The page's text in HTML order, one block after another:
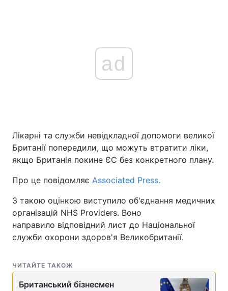
ad
Лікарні та служби невідкладної допомоги великої
Британії попередили, що можуть втратити ліки,
якщо Британія покине ЄС без конкретного плану.
Про це повідомляє Associated Press.
З такою оцінкою виступило об'єднання медичних
організацій NHS Providers. Воно
направило відповідний лист до Національної
служби охорони здоров'я Великобританії.
ЧИТАЙТЕ ТАКОЖ
Британський бізнесмен